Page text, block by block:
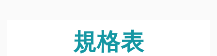
規格表